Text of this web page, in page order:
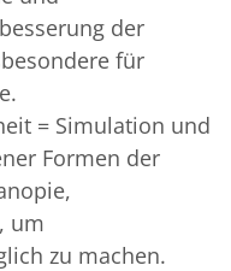
der
für
= Simulation und
Formen der
um
zu machen.